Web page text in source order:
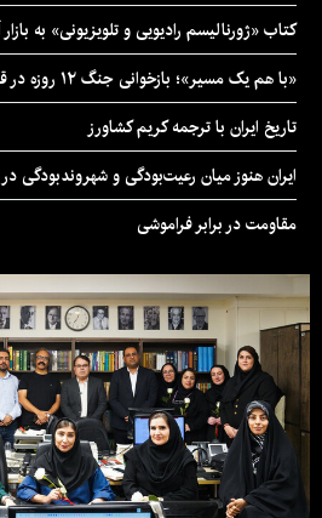
کتاب «ژورنالیسم رادیویی و تلویزیونی» به بازار
«با هم یک مسیر»؛ بازخوانی جنگ ۱۲ روزه در قاب یک رمان کوتاه
تاریخ ایران با ترجمه کریم کشاورز
ایران هنوز میان رعیت‌بودگی و شهروندبودگی
مقاومت در برابر فراموشی